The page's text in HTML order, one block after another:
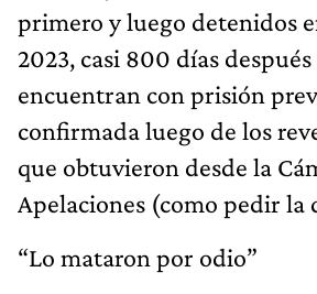
primero y luego detenidos
2023, casi 800 días
encuentran con prisión
confirmada luego de los
que obtuvieron desde la
Apelaciones (como pedir
“Lo mataron por odio”